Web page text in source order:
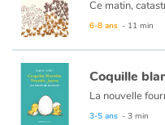
Actualités
Par thématique
Rencontres et
6-8 ans - 11 min
Coquille
3-5 ans - 3 min